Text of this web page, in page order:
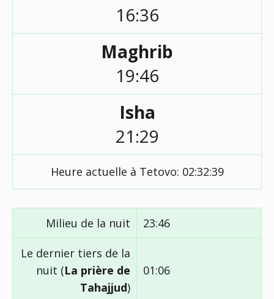
16:36
Maghrib
19:46
Isha
21:29
Heure actuelle à Tetovo: 02:32:40
Milieu de la nuit 23:46
Le dernier tiers de la
nuit (La prière de
Tahajjud)
01:06